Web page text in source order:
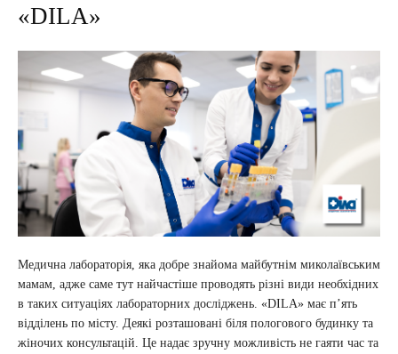
«DILA»
Медична лабораторія, яка добре знайома майбутнім миколаївським
мамам, адже саме тут найчастіше проводять різні види необхідних
в таких ситуаціях лабораторних досліджень. «DILA» має п’ять
відділень по місту. Деякі розташовані біля пологового будинку та
жіночих консультацій. Це надає зручну можливість не гаяти час та